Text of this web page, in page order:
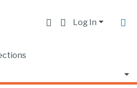
Log In